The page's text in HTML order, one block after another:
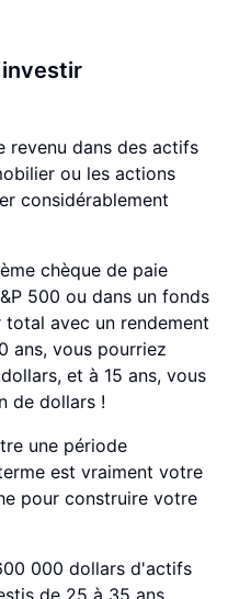
investir
revenu dans des actifs
ou les actions
considérablement
chèque de paie
500 ou dans un fonds
avec un rendement
ans, vous pourriez
et à 15 ans, vous
de dollars !
une période
est vraiment votre
pour construire votre
000 dollars d'actifs
de 25 à 35 ans.